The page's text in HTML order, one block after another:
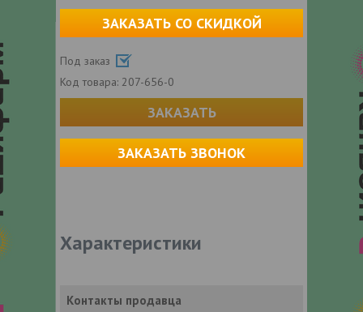
ЗАКАЗАТЬ СО СКИДКОЙ
Под заказ
Код товара: 207-656-0
ЗАКАЗАТЬ
ЗАКАЗАТЬ ЗВОНОК
Характеристики
Контакты продавца